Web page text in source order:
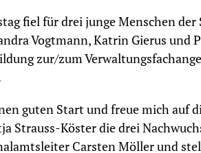
fiel für drei junge Menschen
Vogtmann, Katrin Gierus und
zur/zum
guten Start und freue mich auf
Strauss-Köster die drei
Carsten Möller und